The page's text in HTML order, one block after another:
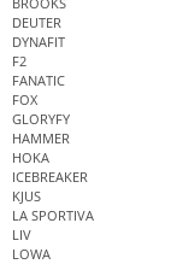
DEUTER
DYNAFIT
F2
FANATIC
FOX
GLORYFY
HAMMER
HOKA
ICEBREAKER
KJUS
LA SPORTIVA
LIV
LOWA